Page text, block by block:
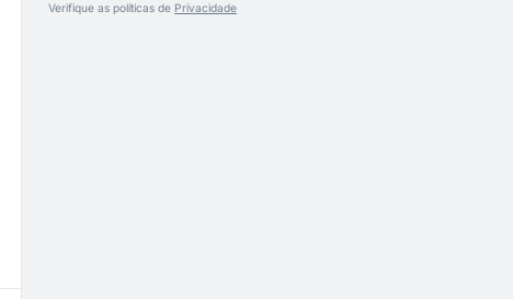
Verifique as políticas de Privacidade